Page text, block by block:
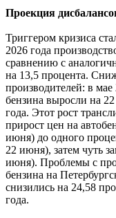
Проекция
Триггером кризиса
2026 года
сравнению с
на 13,5 процента.
производителей: в
бензина выросли на
года. Этот рост
прирост цен на
июня) до одного
22 июня), затем чуть
июня). Проблемы с
бензина на
снизились на 24,58
года.